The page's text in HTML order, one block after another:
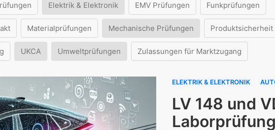
Elektrik & Elektronik EMV Prüfungen Funkprüfungen
Materialprüfungen Mechanische Prüfungen Produktsicherheit
UKCA Umweltprüfungen Zulassungen für Marktzugang
ELEKTRIK & ELEKTRONIK
LV 148 und
Laborprüfung